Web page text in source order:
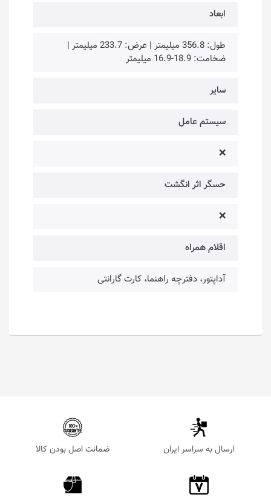
ابعاد
طول: 356.8 میلیمتر | عرض: 233.7 میلیمتر |
ضخامت: 18.9-16.9 میلیمتر
سایر
سیستم عامل
❌
حسگر اثر انگشت
❌
اقلام همراه
آداپتور، دفترچه راهنما، کارت گارانتی
ارسال به سراسر ایران ضمانت اصل بودن کالا